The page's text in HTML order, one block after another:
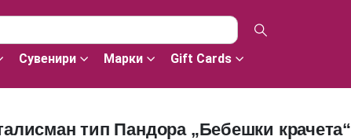
Сувенири Марки Gift Cards
тип Пандора „Бебешки крачета“